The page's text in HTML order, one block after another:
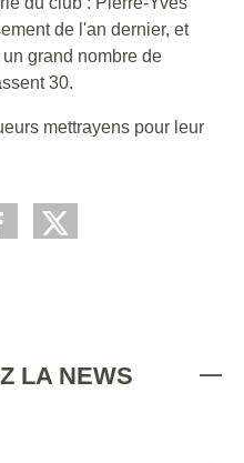
de l'an dernier, et
grand nombre de
30.
mettrayens pour leur
LA NEWS